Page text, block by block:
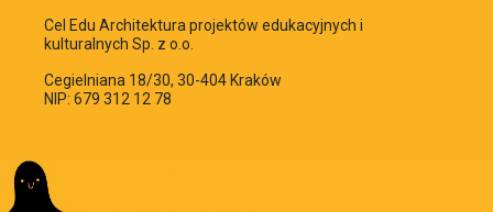
Cel Edu Architektura projektów edukacyjnych i
kulturalnych Sp. z o.o.
Cegielniana 18/30, 30-404 Kraków
NIP: 679 312 12 78